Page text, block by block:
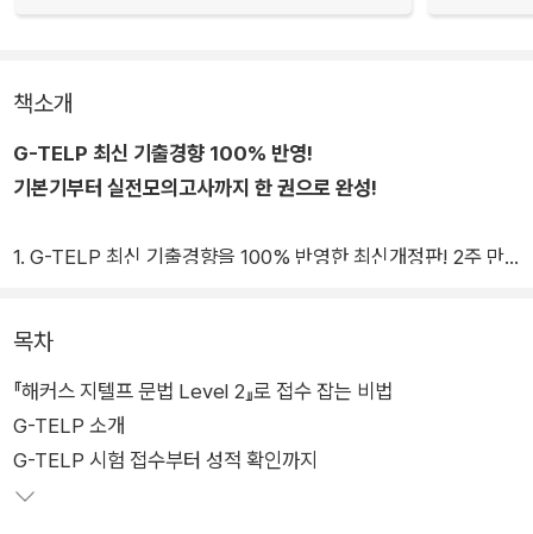
책소개
G-TELP 최신 기출경향 100% 반영!
기본기부터 실전모의고사까지 한 권으로 완성!
1. G-TELP 최신 기출경향을 100% 반영한 최신개정판! 2주 만
2. 기초부터 실전까지 학습 가능한 체계적인 4단계 구성!
3. 문제가 저절로 풀리는 [문법 출제공식] & [빈출 표현]
4. 영문법 노베이스를 위한 [G-TELP 문법 기본기 공략하기] &
[왕초보 기본기 다지기]
5. [단서 표시]와 [오답 분석]까지 포함한 상세한 해설!
목차
『해커스 지텔프 문법 Level 2』로 접수 잡는 비법
G-TELP 소개
G-TELP 시험 접수부터 성적 확인까지